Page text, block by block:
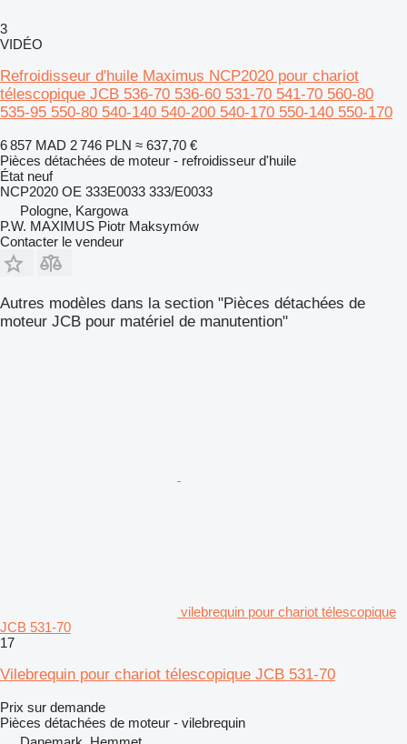
3
VIDÉO
Refroidisseur d'huile Maximus NCP2020 pour chariot
télescopique JCB 536-70 536-60 531-70 541-70 560-80
535-95 550-80 540-140 540-200 540-170 550-140 550-170
6 857 MAD 2 746 PLN ≈ 637,70 €
Pièces détachées de moteur - refroidisseur d'huile
État neuf
NCP2020 OE 333E0033 333/E0033
Pologne, Kargowa
P.W. MAXIMUS Piotr Maksymów
Contacter le vendeur
Autres modèles dans la section "Pièces détachées de
moteur JCB pour matériel de manutention"
vilebrequin pour chariot télescopique
JCB 531-70
17
Vilebrequin pour chariot télescopique JCB 531-70
Prix sur demande
Pièces détachées de moteur - vilebrequin